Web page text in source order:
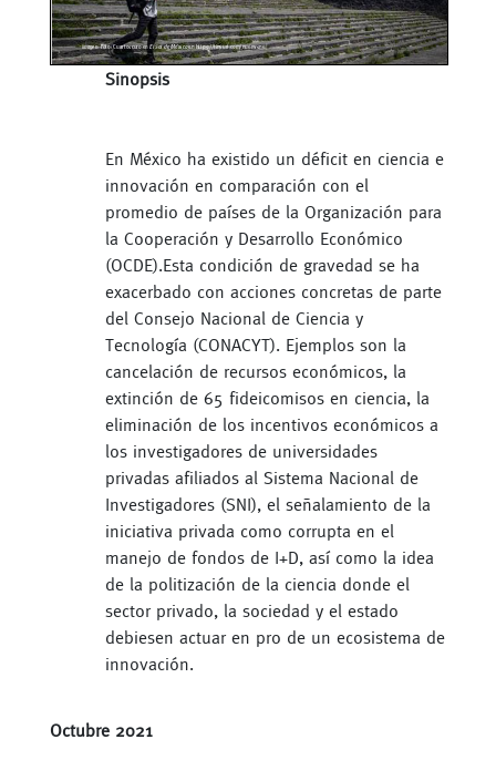
Sinopsis
En México ha existido un déficit en ciencia e
innovación en comparación con el
promedio de países de la Organización para
la Cooperación y Desarrollo Económico
(OCDE).Esta condición de gravedad se ha
exacerbado con acciones concretas de parte
del Consejo Nacional de Ciencia y
Tecnología (CONACYT). Ejemplos son la
cancelación de recursos económicos, la
extinción de 65 fideicomisos en ciencia, la
eliminación de los incentivos económicos a
los investigadores de universidades
privadas afiliados al Sistema Nacional de
Investigadores (SNI), el señalamiento de la
iniciativa privada como corrupta en el
manejo de fondos de I+D, así como la idea
de la politización de la ciencia donde el
sector privado, la sociedad y el estado
debiesen actuar en pro de un ecosistema de
innovación.
Octubre 2021